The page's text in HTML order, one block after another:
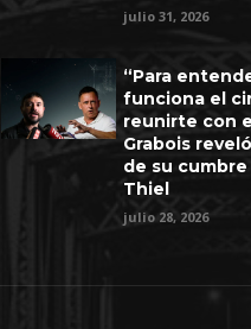
julio 31, 2026
“Para
funciona el
reunirte con
Grabois
de su
Thiel
julio 28, 2026